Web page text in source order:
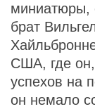
миниатюры,
брат
США, где
успехов на
он немало